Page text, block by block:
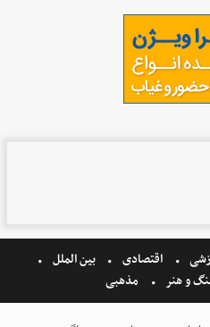
اقتصادی
بین الملل
و هنر مذهبی